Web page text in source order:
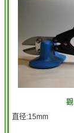
直径:15mm